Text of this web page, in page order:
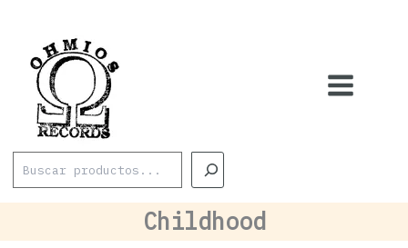
contenido
Childhood